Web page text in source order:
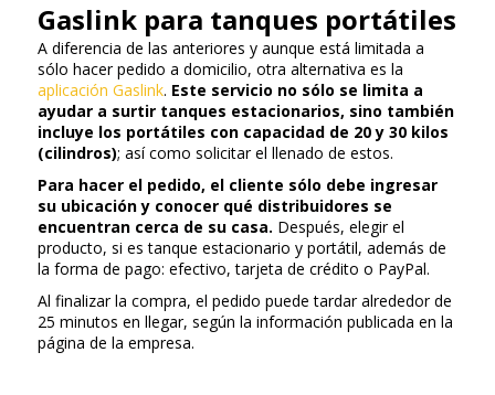
Gaslink para tanques portátiles
A diferencia de las anteriores y aunque está limitada a
sólo hacer pedido a domicilio, otra alternativa es la
aplicación Gaslink. Este servicio no sólo se limita a
ayudar a surtir tanques estacionarios, sino también
incluye los portátiles con capacidad de 20 y 30 kilos
(cilindros); así como solicitar el llenado de estos.
Para hacer el pedido, el cliente sólo debe ingresar
su ubicación y conocer qué distribuidores se
encuentran cerca de su casa. Después, elegir el
producto, si es tanque estacionario y portátil, además de
la forma de pago: efectivo, tarjeta de crédito o PayPal.
Al finalizar la compra, el pedido puede tardar alrededor de
25 minutos en llegar, según la información publicada en la
página de la empresa.